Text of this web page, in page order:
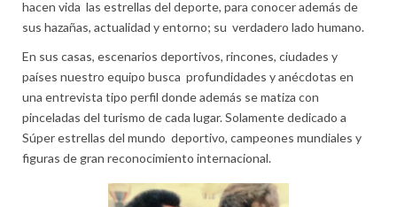
hacen vida las estrellas del deporte, para conocer además de
sus hazañas, actualidad y entorno; su verdadero lado humano.
En sus casas, escenarios deportivos, rincones, ciudades y
países nuestro equipo busca profundidades y anécdotas en
una entrevista tipo perfil donde además se matiza con
pinceladas del turismo de cada lugar. Solamente dedicado a
Súper estrellas del mundo deportivo, campeones mundiales y
figuras de gran reconocimiento internacional.